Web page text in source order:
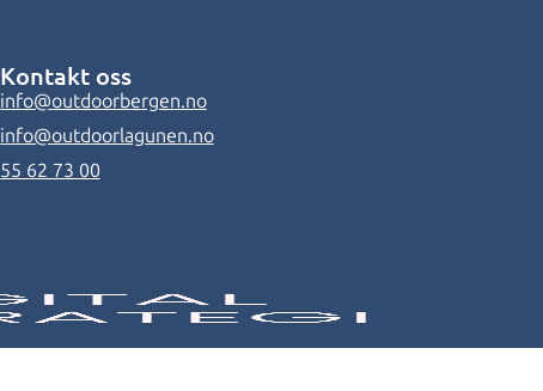
Kontakt oss
info@outdoorbergen.no
info@outdoorlagunen.no
55 62 73 00